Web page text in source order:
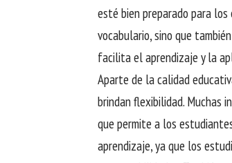
esté bien preparado para
vocabulario, sino que
facilita el aprendizaje y la
Aparte de la calidad
brindan flexibilidad. Muchas
que permite a los
aprendizaje, ya que los